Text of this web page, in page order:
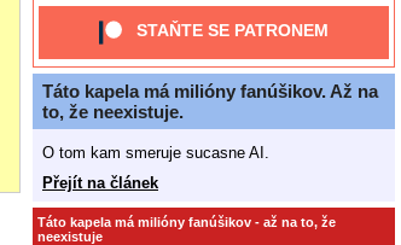
STAŇTE SE PATRONEM
Táto kapela má milióny fanúšikov. Až na
to, že neexistuje.
O tom kam smeruje sucasne AI.
Přejít na článek
Táto kapela má milióny fanúšikov - až na to, že
neexistuje